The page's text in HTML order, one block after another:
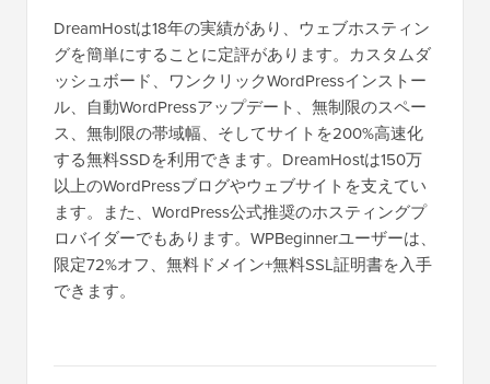
DreamHostは18年の実績があり、ウェブホスティン
グを簡単にすることに定評があります。カスタムダ
ッシュボード、ワンクリックWordPressインストー
ル、自動WordPressアップデート、無制限のスペー
ス、無制限の帯域幅、そしてサイトを200%高速化
する無料SSDを利用できます。DreamHostは150万
以上のWordPressブログやウェブサイトを支えてい
ます。また、WordPress公式推奨のホスティングプ
ロバイダーでもあります。WPBeginnerユーザーは、
限定72%オフ、無料ドメイン+無料SSL証明書を入手
できます。